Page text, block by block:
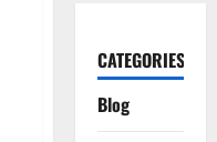
CATEGORIES
Blog